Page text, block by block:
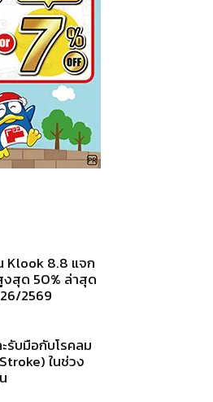
Klook 8.8 แจก
สุด 50% ล่าสุด
2569
รับมือกับโรคลม
ในช่วง